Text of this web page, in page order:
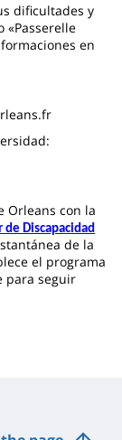
dificultades y
«Passerelle
en
Orleans con la
Discapacidad
de la
el programa
para seguir